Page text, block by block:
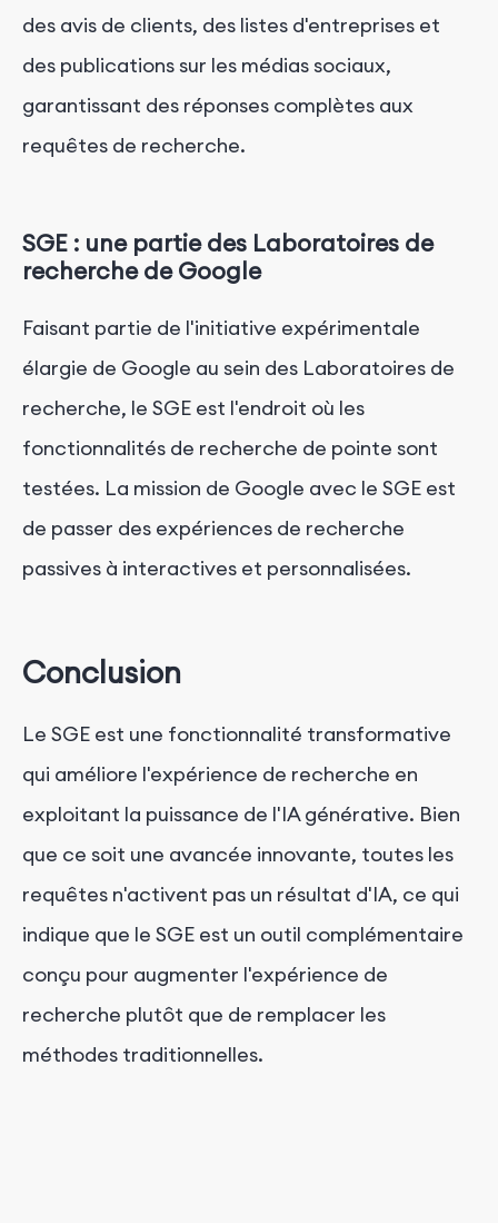
des avis de clients, des listes d'entreprises et
des publications sur les médias sociaux,
garantissant des réponses complètes aux
requêtes de recherche.
SGE : une partie des Laboratoires de
recherche de Google
Faisant partie de l'initiative expérimentale
élargie de Google au sein des Laboratoires de
recherche, le SGE est l'endroit où les
fonctionnalités de recherche de pointe sont
testées. La mission de Google avec le SGE est
de passer des expériences de recherche
passives à interactives et personnalisées.
Conclusion
Le SGE est une fonctionnalité transformative
qui améliore l'expérience de recherche en
exploitant la puissance de l'IA générative. Bien
que ce soit une avancée innovante, toutes les
requêtes n'activent pas un résultat d'IA, ce qui
indique que le SGE est un outil complémentaire
conçu pour augmenter l'expérience de
recherche plutôt que de remplacer les
méthodes traditionnelles.